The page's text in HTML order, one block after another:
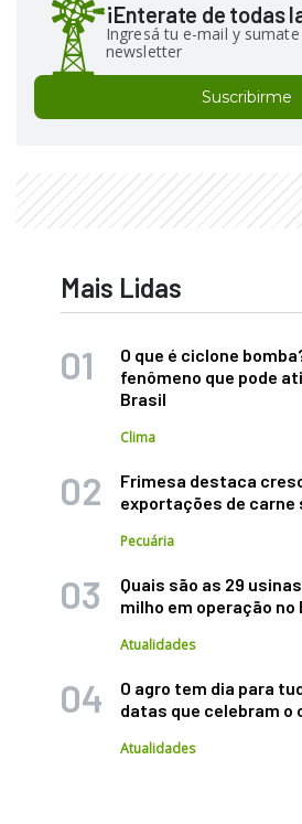
¡Enterate de todas
Ingresá tu e-mail y
newsletter
Suscribirme
Mais Lidas
O que é ciclone
fenômeno que pode
Brasil
Clima
Frimesa destaca
exportações de carne
Pecuária
Quais são as 29
milho em operação no
Atualidades
O agro tem dia para
datas que celebram o
Atualidades